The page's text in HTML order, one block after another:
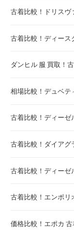
古着比較！ドリスヴ
古着比較！ディース
ダンヒル 服 買取！
相場比較！デュベテ
古着比較！ディーゼ
古着比較！ダイアグ
古着比較！ディーゼ
古着比較！エンポリ
価格比較！エポカ 古